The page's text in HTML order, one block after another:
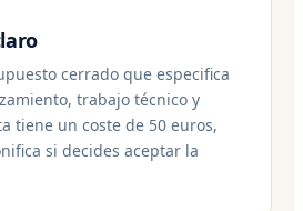
cerrado que especifica
trabajo técnico y
tiene un coste de 50 euros,
si decides aceptar la